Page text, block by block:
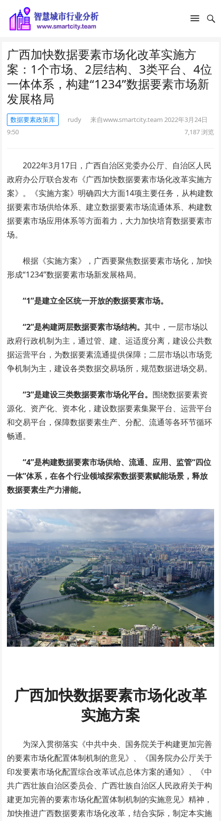
广西加快数据要素市场化改革实施方
案：1个市场、2层结构、3类平台、4位
一体体系，构建“1234”数据要素市场新
发展格局
数据要素政策库 rudy 来自www.smartcity.team 2022年3月24日
9:50
7,187浏览
2022年3月17日，广西自治区党委办公厅、自治区人民
政府办公厅联合发布《广西加快数据要素市场化改革实施方
案》。《实施方案》明确四大方面14项主要任务，从构建数
据要素市场供给体系、建立数据要素市场流通体系、构建数
据要素市场应用体系等方面着力，大力加快培育数据要素市
场。
根据《实施方案》，广西要聚焦数据要素市场化，加快
形成“1234”数据要素市场新发展格局。
“1”是建立全区统一开放的数据要素市场。
“2”是构建两层数据要素市场结构。其中，一层市场以
政府行政机制为主，通过管、建、运适度分离，建设公共数
据运营平台，为数据要素流通提供保障；二层市场以市场竞
争机制为主，建设各类数据交易场所，规范数据进场交易。
“3”是建设三类数据要素市场化平台。 围绕数据要素资
源化、资产化、资本化，建设数据要素集聚平台、运营平台
和交易平台，保障数据要素生产、分配、流通等各环节循环
畅通。
“4”是构建数据要素市场供给、流通、应用、监管“四位
一体”体系，在各个行业领域探索数据要素赋能场景，释放
数据要素生产力潜能。
广西加快数据要素市场化改革
实施方案
为深入贯彻落实《中共中央、国务院关于构建更加完善
的要素市场化配置体制机制的意见》、《国务院办公厅关于
印发要素市场化配置综合改革试点总体方案的通知》、《中
共广西壮族自治区委员会、广西壮族自治区人民政府关于构
建更加完善的要素市场化配置体制机制的实施意见》精神，
加快推进广西数据要素市场化改革，结合实际，制定本实施